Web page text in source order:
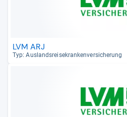
LVM ARJ
Typ: Aus­lands­rei­se­kran­ken­ver­si­che­rung